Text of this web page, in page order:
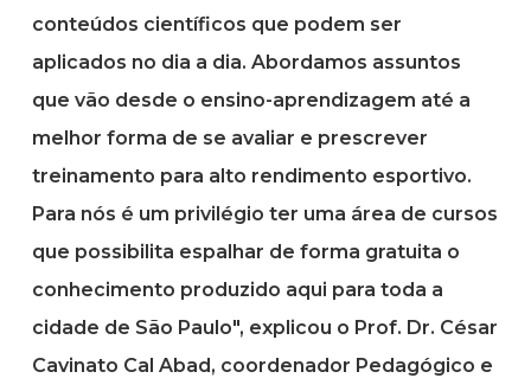
conteúdos científicos que podem ser
aplicados no dia a dia. Abordamos assuntos
que vão desde o ensino-aprendizagem até a
melhor forma de se avaliar e prescrever
treinamento para alto rendimento esportivo.
Para nós é um privilégio ter uma área de cursos
que possibilita espalhar de forma gratuita o
conhecimento produzido aqui para toda a
cidade de São Paulo", explicou o Prof. Dr. César
Cavinato Cal Abad, coordenador Pedagógico e